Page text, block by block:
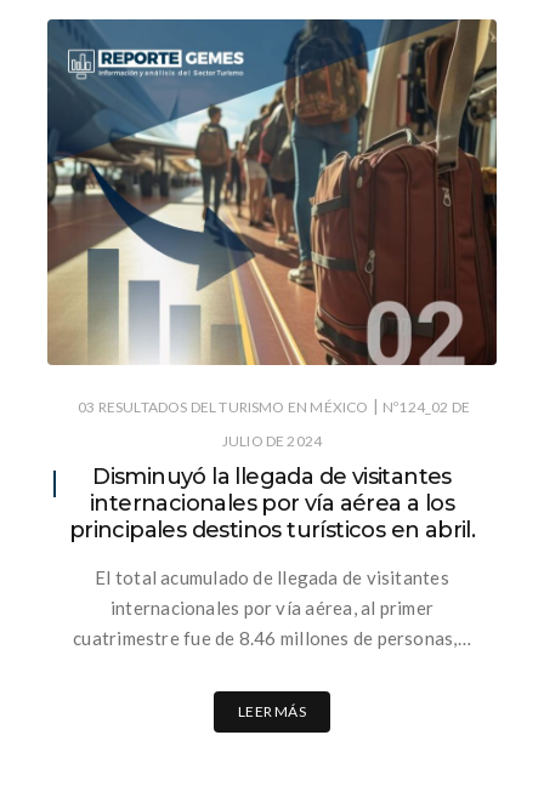
03 RESULTADOS DEL TURISMO EN MÉXICO | Nº124_02 DE
JULIO DE 2024
Disminuyó la llegada de visitantes
internacionales por vía aérea a los
principales destinos turísticos en abril.
El total acumulado de llegada de visitantes
internacionales por vía aérea, al primer
cuatrimestre fue de 8.46 millones de personas,…
LEER MÁS